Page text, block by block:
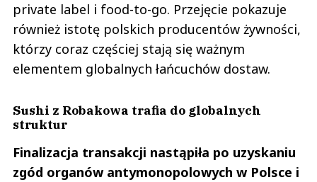
private label i food-to-go. Przejęcie pokazuje
również istotę polskich producentów żywności,
którzy coraz częściej stają się ważnym
elementem globalnych łańcuchów dostaw.
Sushi z Robakowa trafia do globalnych
struktur
Finalizacja transakcji nastąpiła po uzyskaniu
zgód organów antymonopolowych w Polsce i